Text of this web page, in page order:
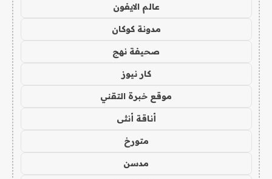
عالم الايفون
مدونة كوكان
صحيفة نهج
كار نيوز
موقع خبرة التقني
أناقة أنثى
متورخ
مدسن